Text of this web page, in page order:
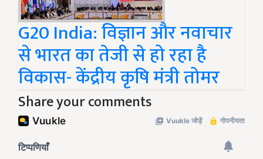
G20 India: विज्ञान और नवाचार
से भारत का तेजी से हो रहा है
विकास- केंद्रीय कृषि मंत्री तोमर
Share your comments